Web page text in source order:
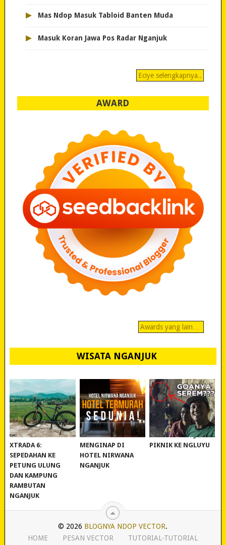
▸ Mas Ndop Masuk Tabloid Banten Muda
▸ Masuk Koran Jawa Pos Radar Nganjuk
Eciye selengkapnya..
AWARD
Awards yang lain…
WISATA NGANJUK
REVIEW POLYGON
XTRADA 6:
SEPEDAHAN KE
PETUNG ULUNG
DAN KAMPUNG
RAMBUTAN
NGANJUK
MURAH BANGET!
MENGINAP DI
HOTEL NIRWANA
NGANJUK
WISATA NGANJUK:
PIKNIK KE NGLUYU
© 2026 BLOGNYA NDOP VECTOR.
HOME
PESAN VECTOR TUTORIAL-TUTORIAL